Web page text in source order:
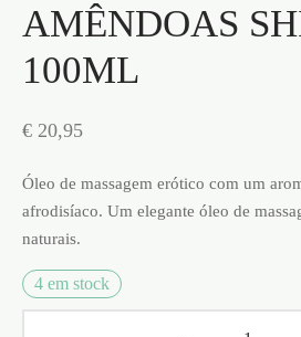
AMÊNDOAS
100ML
€ 20,95
Óleo de massagem erótico com um
afrodisíaco. Um elegante óleo de
naturais.
4 em stock